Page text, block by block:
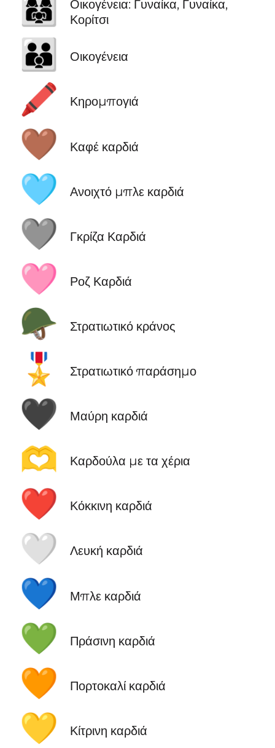
👩‍👩‍👧
Οικογένεια: Γυναίκα, Γυναίκα,
Κορίτσι
👪 Οικογένεια
🖍️ Κηρομπογιά
🤎 Καφέ καρδιά
🩵 Ανοιχτό μπλε καρδιά
🩶 Γκρίζα Καρδιά
🩷 Ροζ Καρδιά
🪖 Στρατιωτικό κράνος
🎖️ Στρατιωτικό παράσημο
🖤 Μαύρη καρδιά
🫶 Καρδούλα με τα χέρια
❤️ Κόκκινη καρδιά
🤍 Λευκή καρδιά
💙 Μπλε καρδιά
💚 Πράσινη καρδιά
🧡 Πορτοκαλί καρδιά
💛 Κίτρινη καρδιά